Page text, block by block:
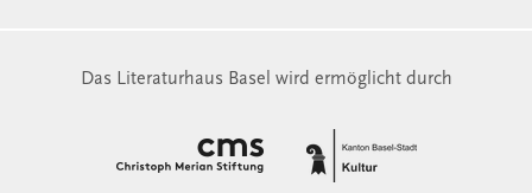
Das Literaturhaus Basel wird ermöglicht durch